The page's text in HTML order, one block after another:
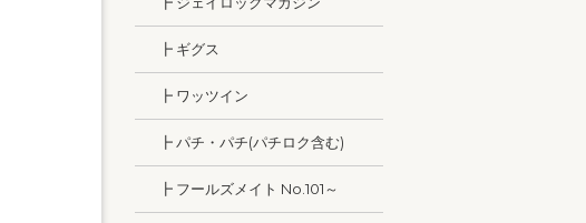
┣ ギグス
┣ ワッツイン
┣ パチ・パチ(パチロク含む)
┣ フールズメイト No.101～